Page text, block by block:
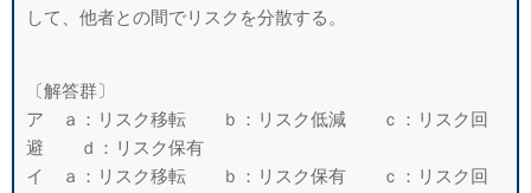
して、他者との間でリスクを分散する。
〔解答群〕
ア ａ：リスク移転 ｂ：リスク低減 ｃ：リスク回
避 ｄ：リスク保有
イ ａ：リスク移転 ｂ：リスク保有 ｃ：リスク回